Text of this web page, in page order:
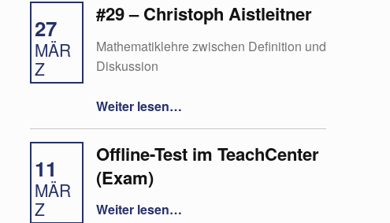
27
MÄR
Z
#29 – Christoph Aistleitner
Mathematiklehre zwischen Definition und
Diskussion
Weiter lesen…
11
MÄR
Z
Offline-Test im TeachCenter
(Exam)
Weiter lesen…